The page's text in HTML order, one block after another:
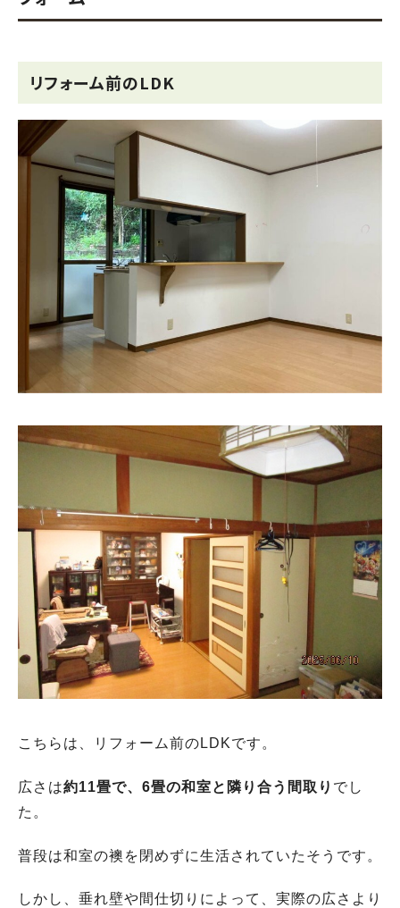
リフォーム前のLDK
こちらは、リフォーム前のLDKです。
広さは約11畳で、 6畳の和室と隣り合う間取り でし
た。
普段は和室の襖を閉めずに生活されていたそうです。
しかし、垂れ壁や間仕切りによって、実際の広さより